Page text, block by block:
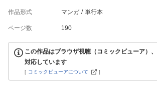
作品形式 マンガ 単行本
ページ数 190
この作品はブラウザ視聴（コミックビューア）
対応しています
[ コミックビューアについて ]